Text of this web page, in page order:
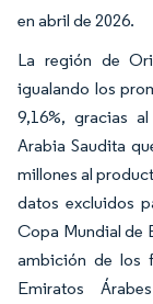
en abril de 2026.
La región de
igualando los
9,16%, gracias
Arabia Saudita
millones al
datos excluidos
Copa Mundial de
ambición de los
Emiratos